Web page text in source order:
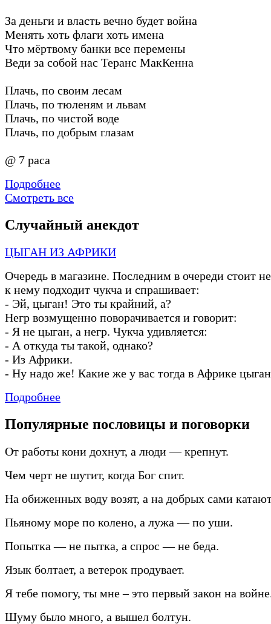
За деньги и власть вечно будет война
Менять хоть флаги хоть имена
Что мёртвому банки все перемены
Веди за собой нас Теранс МакКенна
Плачь, по своим лесам
Плачь, по тюленям и львам
Плачь, по чистой воде
Плачь, по добрым глазам
@ 7 раса
Подробнее
Смотреть все
Случайный анекдот
ЦЫГАН ИЗ АФРИКИ
Очередь в магазине. Последним в очереди стоит
к нему подходит чукча и спрашивает:
- Эй, цыган! Это ты крайний, а?
Негр возмущенно поворачивается и говорит:
- Я не цыган, а негр. Чукча удивляется:
- А откуда ты такой, однако?
- Из Африки.
- Ну надо же! Какие же у вас тогда в Африке
Подробнее
Популярные пословицы и поговорки
От работы кони дохнут, а люди — крепнут.
Чем черт не шутит, когда Бог спит.
На обиженных воду возят, а на добрых сами
Пьяному море по колено, а лужа — по уши.
Попытка — не пытка, а спрос — не беда.
Язык болтает, а ветерок продувает.
Я тебе помогу, ты мне – это первый закон на
Шуму было много, а вышел болтун.